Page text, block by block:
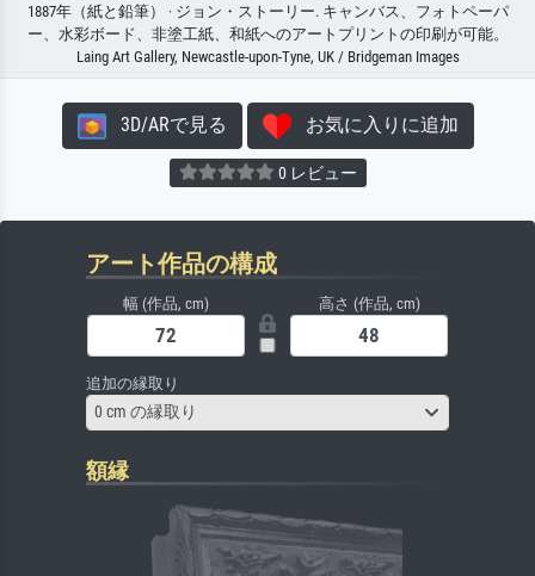
1887年（紙と鉛筆） · ジョン・ストーリー. キャンバス、フォトペーパ
ー、水彩ボード、非塗工紙、和紙へのアートプリントの印刷が可能。
Laing Art Gallery, Newcastle-upon-Tyne, UK / Bridgeman Images
3D/ARで見る お気に入りに追加
0 レビュー
アート作品の構成
幅 (作品, cm) 高さ (作品, cm)
追加の縁取り
0 cm の縁取り
額縁